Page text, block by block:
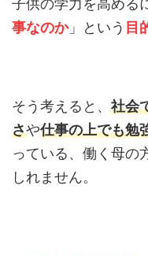
子供の学力を高める
事なのか」という 目
そう考えると、 社会
さや仕事の上でも勉
っている、働く母の
しれません。